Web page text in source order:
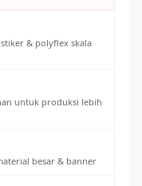
& polyflex skala
untuk produksi lebih
besar & banner